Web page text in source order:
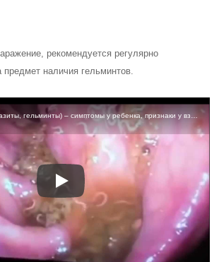
рекомендуется регулярно
предмет наличия гельминтов.